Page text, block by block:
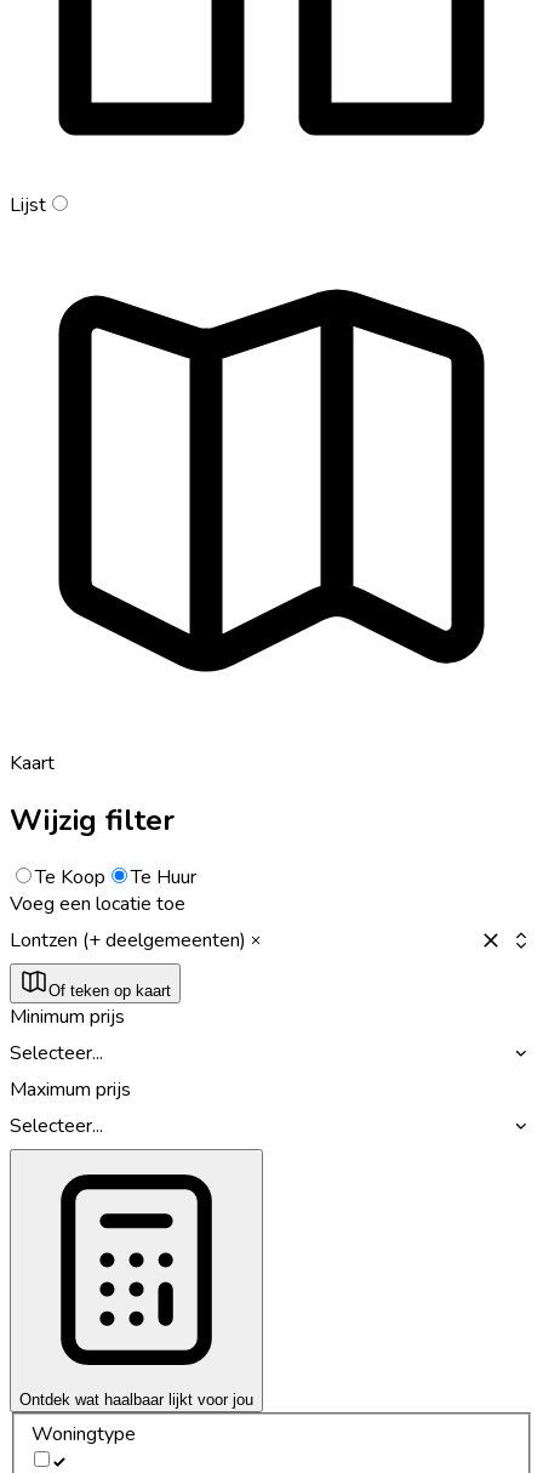
Lijst
Kaart
Wijzig filter
Te Koop
Te Huur
Voeg een locatie toe
Lontzen (+ deelgemeenten)
Of teken op kaart
Minimum prijs
Selecteer...
Maximum prijs
Selecteer...
Ontdek wat haalbaar lijkt voor jou
Woningtype